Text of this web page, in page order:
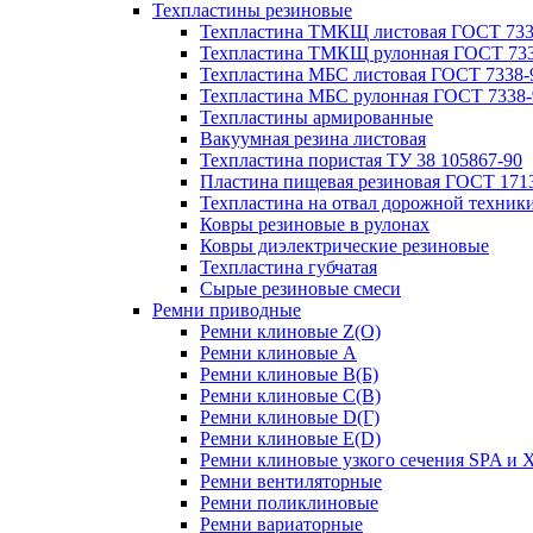
Техпластины резиновые
Техпластина ТМКЩ листовая ГОСТ
Техпластина ТМКЩ рулонная ГОСТ
Техпластина МБС листовая ГОСТ 7338-
Техпластина МБС рулонная ГОСТ
Техпластины армированные
Вакуумная резина листовая
Техпластина пористая ТУ 38 105867-90
Пластина пищевая резиновая ГОСТ
Техпластина на отвал дорожной
Ковры резиновые в рулонах
Ковры диэлектрические резиновые
Техпластина губчатая
Сырые резиновые смеси
Ремни приводные
Ремни клиновые Z(О)
Ремни клиновые A
Ремни клиновые B(Б)
Ремни клиновые C(В)
Ремни клиновые D(Г)
Ремни клиновые Е(D)
Ремни клиновые узкого сечения SPA и
Ремни вентиляторные
Ремни поликлиновые
Ремни вариаторные